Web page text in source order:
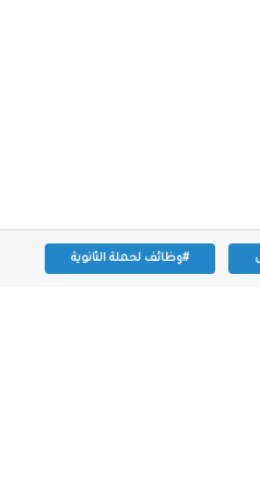
#وظائف لحملة الثانوية